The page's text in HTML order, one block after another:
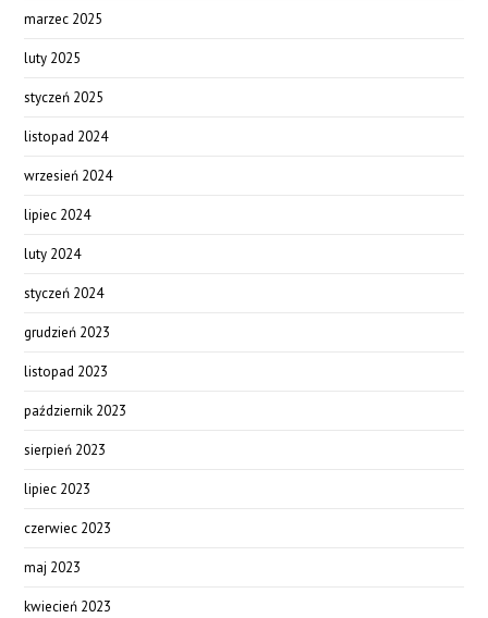
marzec 2025
luty 2025
styczeń 2025
listopad 2024
wrzesień 2024
lipiec 2024
luty 2024
styczeń 2024
grudzień 2023
listopad 2023
październik 2023
sierpień 2023
lipiec 2023
czerwiec 2023
maj 2023
kwiecień 2023